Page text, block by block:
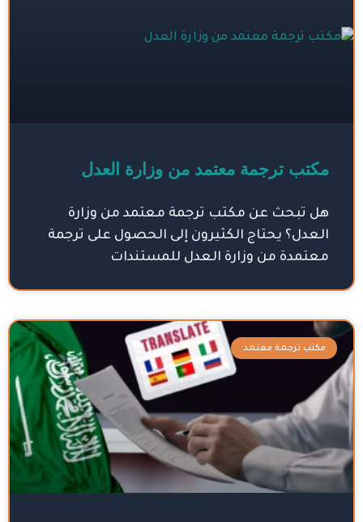
مكتب ترجمة معتمد من وزارة العدل
هل تبحث عن مكتب ترجمة معتمد من وزارة
العدل؟ يحتاج الكثيرون إلى الحصول على ترجمة
معتمدة من وزارة العدل للمستندات
مكتب ترجمة معتمد